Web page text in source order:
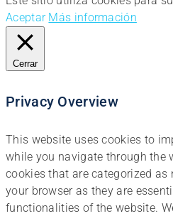
Aceptar Más información
Cerrar
Privacy Overview
This website uses cookies to
while you navigate through the
cookies that are categorized as
your browser as they are
functionalities of the website.